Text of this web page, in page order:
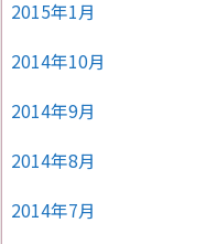
2015年1月
2014年10月
2014年9月
2014年8月
2014年7月